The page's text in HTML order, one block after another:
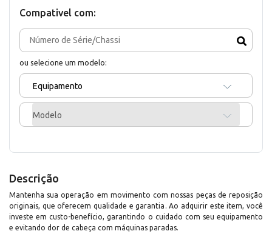
Compativel com:
ou selecione um modelo:
Equipamento
Modelo
Descrição
Mantenha sua operação em movimento com nossas peças de reposição
originais, que oferecem qualidade e garantia. Ao adquirir este item, você
investe em custo-benefício, garantindo o cuidado com seu equipamento
e evitando dor de cabeça com máquinas paradas.